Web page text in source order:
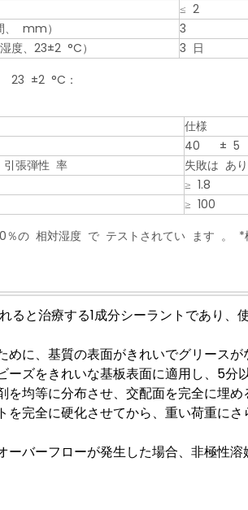
≤ 2
mm）
3
、23±2 °C）
3 日
23 ±2 °C：
仕様
40 ± 5
張弾性 率
失敗は あ
≥ 1.8
≥ 100
の 相対湿度 で テストされてい ます 。 *
ると治療する1成分シーラントであり、
に、基質の表面がきれいでグリースが
ーズをきれいな基板表面に適用し、5分
均等に分布させ、交配面を完全に埋め
を完全に硬化させてから、重い荷重に
ーバーフローが発生した場合、非極性